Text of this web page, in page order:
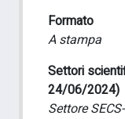
Formato
A stampa
Settori
24/06/2024)
Settore